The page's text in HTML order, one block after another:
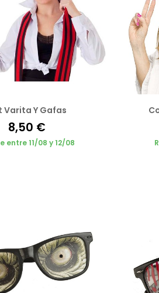
Varita Y Gafas
8,50 €
entre 11/08 y 12/08